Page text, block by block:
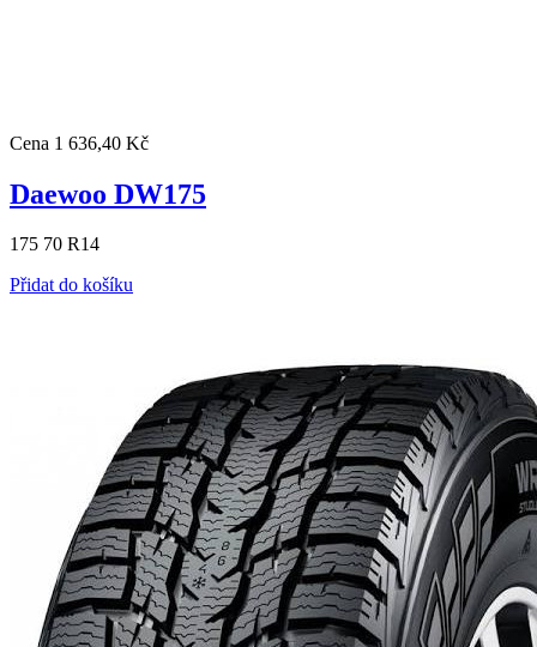
Cena 1 636,40 Kč
Daewoo DW175
175 70 R14
Přidat do košíku